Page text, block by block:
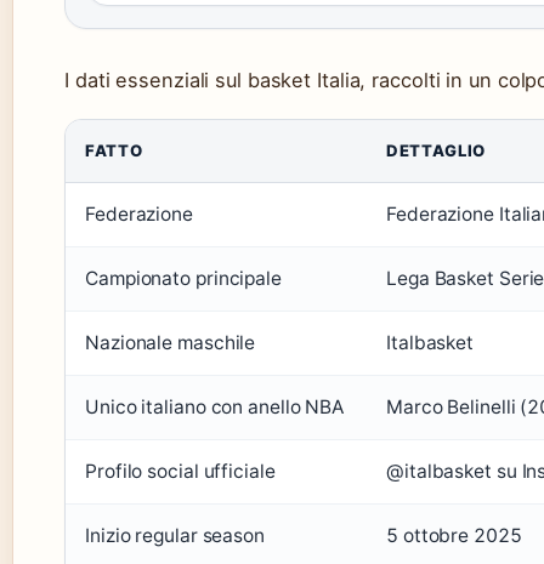
I dati essenziali sul basket Italia, raccolti in un
FATTO DETTAGLIO
Federazione Federazione
Campionato principale Lega Basket
Nazionale maschile Italbasket
Unico italiano con anello NBA Marco Belinelli
Profilo social ufficiale @italbasket su
Inizio regular season 5 ottobre 2025